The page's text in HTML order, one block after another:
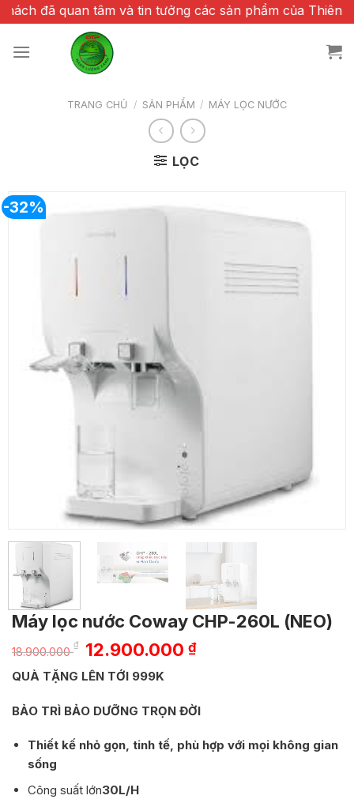
Chuyển
đến
nội
quan tâm và tin tưởng các sản phẩm của Thiên Phúc
TRANG CHỦ / SẢN PHẨM / MÁY LỌC NƯỚC
LỌC
-32%
Máy lọc nước Coway CHP-260L (NEO)
18.900.000
₫
Giá
gốc
là:
18.900.000 ₫.
12.900.000₫Giá
là:
12.900.000 ₫.
QUÀ TẶNG LÊN TỚI 999K
BẢO TRÌ BẢO DƯỠNG TRỌN ĐỜI
Thiết kế nhỏ gọn, tinh tế, phù hợp với mọi không gian
sống
Công suất lớn30L/H